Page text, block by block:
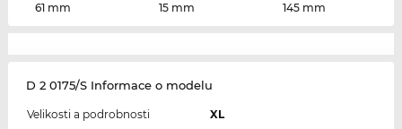
61 mm
15 mm
145 mm
D 2 0175/S Informace o modelu
Velikosti a podrobnosti
XL